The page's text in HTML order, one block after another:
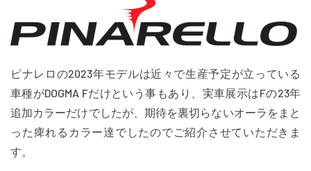
ピナレロの2023年モデルは近々で生産予定が立っている
車種がDOGMA Fだけという事もあり、実車展示はFの23年
追加カラーだけでしたが、期待を裏切らないオーラをまと
った痺れるカラー達でしたのでご紹介させていただきま
す。